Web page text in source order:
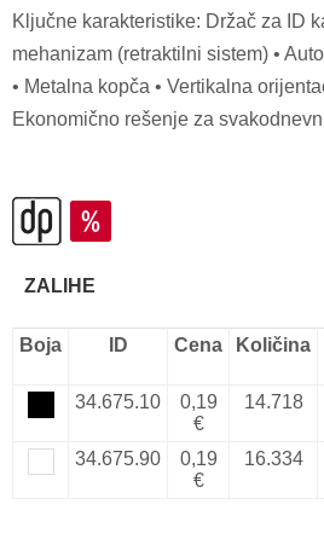
Ključne karakteristike: Držač za ID
mehanizam (retraktilni sistem) •
• Metalna kopča • Vertikalna
Ekonomično rešenje za
ZALIHE
Boja ID Cena Količina
34.675.10
0,19
€
14.718
34.675.90
0,19
€
16.334